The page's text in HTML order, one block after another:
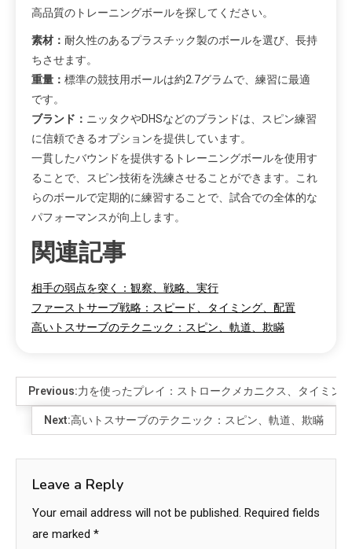
高品質のトレーニングボールを探してください。
素材： 耐久性のあるプラスチック製のボールを選び、長持
ちさせます。
重量： 標準の競技用ボールは約2.7グラムで、練習に最適
です。
ブランド： ニッタクやDHSなどのブランドは、スピン練習
に信頼できるオプションを提供しています。
一貫したバウンドを提供するトレーニングボールを使用す
ることで、スピン技術を洗練させることができます。これ
らのボールで定期的に練習することで、試合での全体的な
パフォーマンスが向上します。
関連記事
相手の弱点を突く：観察、戦略、実行
ファーストサーブ戦略：スピード、タイミング、配置
高いトスサーブのテクニック：スピン、軌道、欺瞞
Previous:力を使ったプレイ：ストロークメカニクス、タイミン
Next:高いトスサーブのテクニック：スピン、軌道、欺瞞
Leave a Reply
Your email address will not be published. Required fields
are marked *